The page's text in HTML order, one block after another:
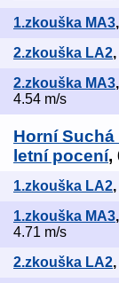
1.zkouška MA3,
2.zkouška LA2,
2.zkouška MA3,
4.54 m/s
Horní
letní pocení,
1.zkouška LA2,
1.zkouška MA3,
4.71 m/s
2.zkouška LA2,